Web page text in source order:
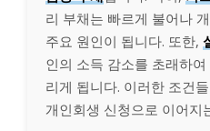
리 부채는 빠르게 불어나
주요 원인이 됩니다. 또한,
인의 소득 감소를 초래하
리게 됩니다. 이러한 조건
개인회생 신청으로 이어지